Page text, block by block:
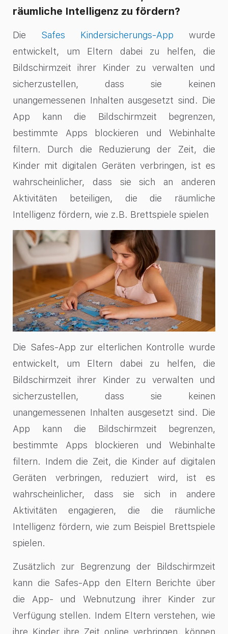
räumliche Intelligenz zu fördern?
Die Safes Kindersicherungs-App wurde
entwickelt, um Eltern dabei zu helfen, die
Bildschirmzeit ihrer Kinder zu verwalten und
sicherzustellen, dass sie keinen
unangemessenen Inhalten ausgesetzt sind. Die
App kann die Bildschirmzeit begrenzen,
bestimmte Apps blockieren und Webinhalte
filtern. Durch die Reduzierung der Zeit, die
Kinder mit digitalen Geräten verbringen, ist es
wahrscheinlicher, dass sie sich an anderen
Aktivitäten beteiligen, die die räumliche
Intelligenz fördern, wie z.B. Brettspiele spielen
Die Safes-App zur elterlichen Kontrolle wurde
entwickelt, um Eltern dabei zu helfen, die
Bildschirmzeit ihrer Kinder zu verwalten und
sicherzustellen, dass sie keinen
unangemessenen Inhalten ausgesetzt sind. Die
App kann die Bildschirmzeit begrenzen,
bestimmte Apps blockieren und Webinhalte
filtern. Indem die Zeit, die Kinder auf digitalen
Geräten verbringen, reduziert wird, ist es
wahrscheinlicher, dass sie sich in andere
Aktivitäten engagieren, die die räumliche
Intelligenz fördern, wie zum Beispiel Brettspiele
spielen.
Zusätzlich zur Begrenzung der Bildschirmzeit
kann die Safes-App den Eltern Berichte über
die App- und Webnutzung ihrer Kinder zur
Verfügung stellen. Indem Eltern verstehen, wie
ihre Kinder ihre Zeit online verbringen, können